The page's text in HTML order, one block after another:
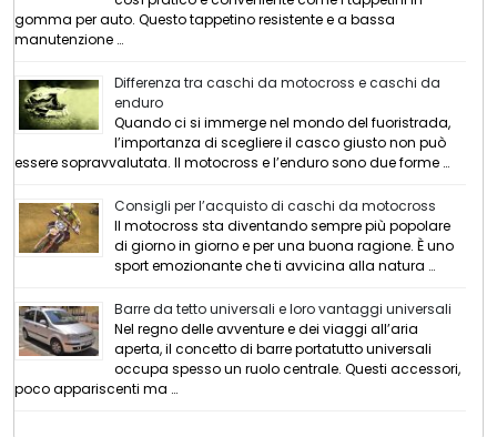
gomma per auto. Questo tappetino resistente e a bassa
manutenzione …
Differenza tra caschi da motocross e caschi da
enduro
Quando ci si immerge nel mondo del fuoristrada,
l’importanza di scegliere il casco giusto non può
essere sopravvalutata. Il motocross e l’enduro sono due forme …
Consigli per l’acquisto di caschi da motocross
Il motocross sta diventando sempre più popolare
di giorno in giorno e per una buona ragione. È uno
sport emozionante che ti avvicina alla natura …
Barre da tetto universali e loro vantaggi universali
Nel regno delle avventure e dei viaggi all’aria
aperta, il concetto di barre portatutto universali
occupa spesso un ruolo centrale. Questi accessori,
poco appariscenti ma …